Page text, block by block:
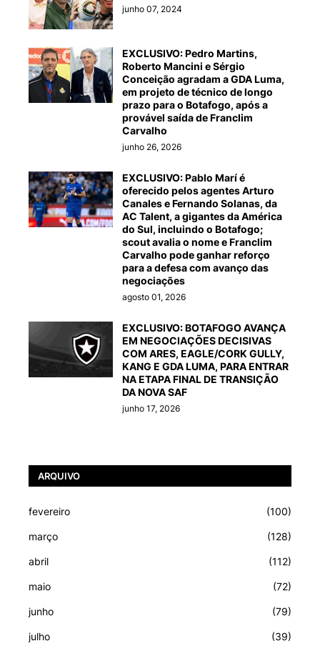
junho 07, 2024
EXCLUSIVO: Pedro Martins,
Roberto Mancini e Sérgio
Conceição agradam a GDA Luma,
em projeto de técnico de longo
prazo para o Botafogo, após a
provável saída de Franclim
Carvalho
junho 26, 2026
EXCLUSIVO: Pablo Marí é
oferecido pelos agentes Arturo
Canales e Fernando Solanas, da
AC Talent, a gigantes da América
do Sul, incluindo o Botafogo;
scout avalia o nome e Franclim
Carvalho pode ganhar reforço
para a defesa com avanço das
negociações
agosto 01, 2026
EXCLUSIVO: BOTAFOGO AVANÇA
EM NEGOCIAÇÕES DECISIVAS
COM ARES, EAGLE/CORK GULLY,
KANG E GDA LUMA, PARA ENTRAR
NA ETAPA FINAL DE TRANSIÇÃO
DA NOVA SAF
junho 17, 2026
ARQUIVO
fevereiro (100)
março (128)
abril (112)
maio (72)
junho (79)
julho (39)